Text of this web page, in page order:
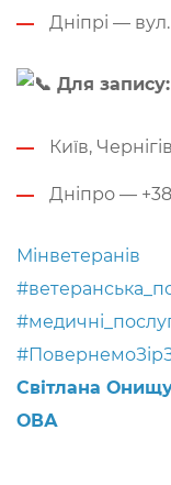
Дніпрі —
Для запису:
Київ,
Дніпро — +38
Мінветеранів
Світлана
ОВА